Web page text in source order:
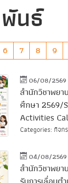
นธ์
6 7 8 9
06/08/2569
สำนักวิชาพย
ศึกษา 2569/
Activities
Categories: กิจก
04/08/2569
สำนักวิชาพย